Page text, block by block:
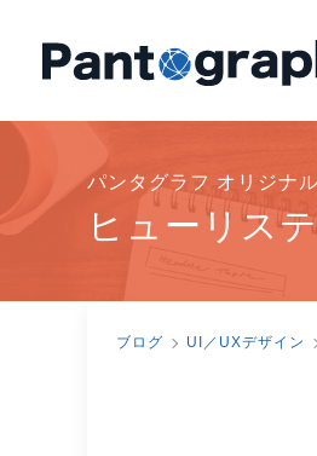
パンタグラフ オリジナ
ヒューリス
ブログ UI／UXデザイン